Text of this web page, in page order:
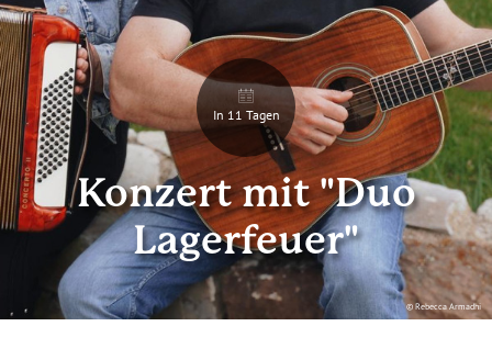
© Rebecca Armadhi
In 11 Tagen
Konzert mit "Duo
Lagerfeuer"